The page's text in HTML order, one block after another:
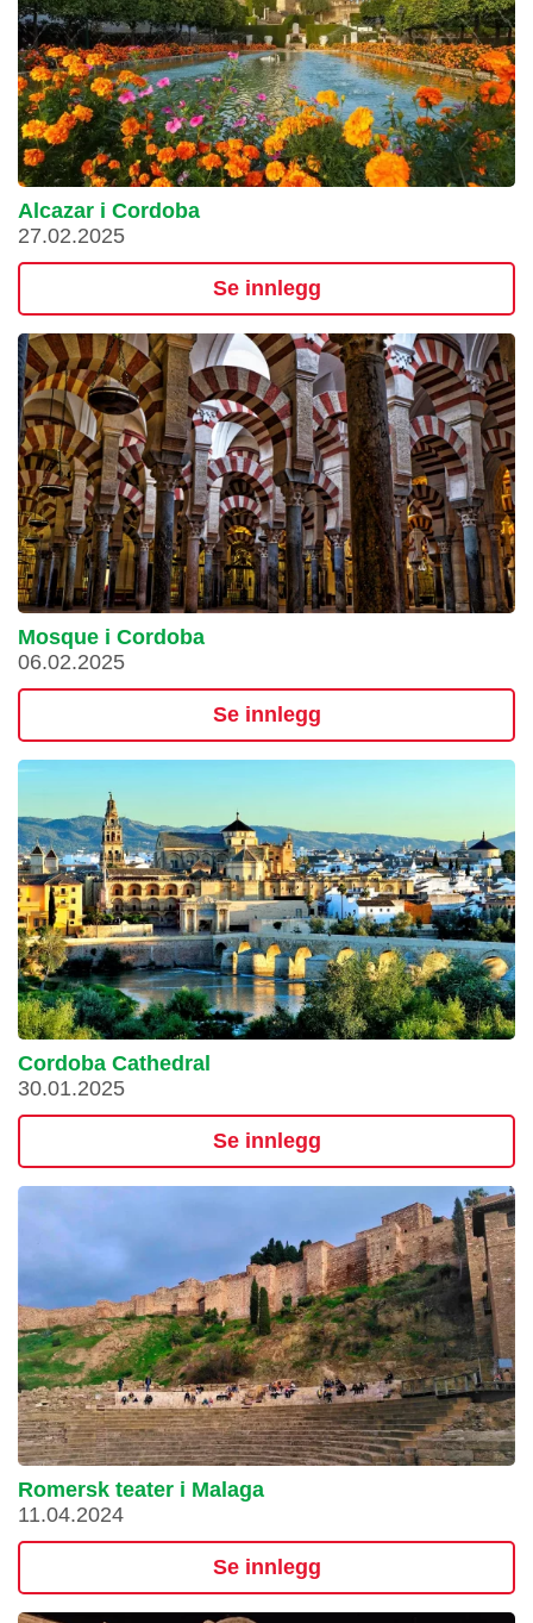
Alcazar i Cordoba
27.02.2025
Se innlegg
Mosque i Cordoba
06.02.2025
Se innlegg
Cordoba Cathedral
30.01.2025
Se innlegg
Romersk teater i Malaga
11.04.2024
Se innlegg